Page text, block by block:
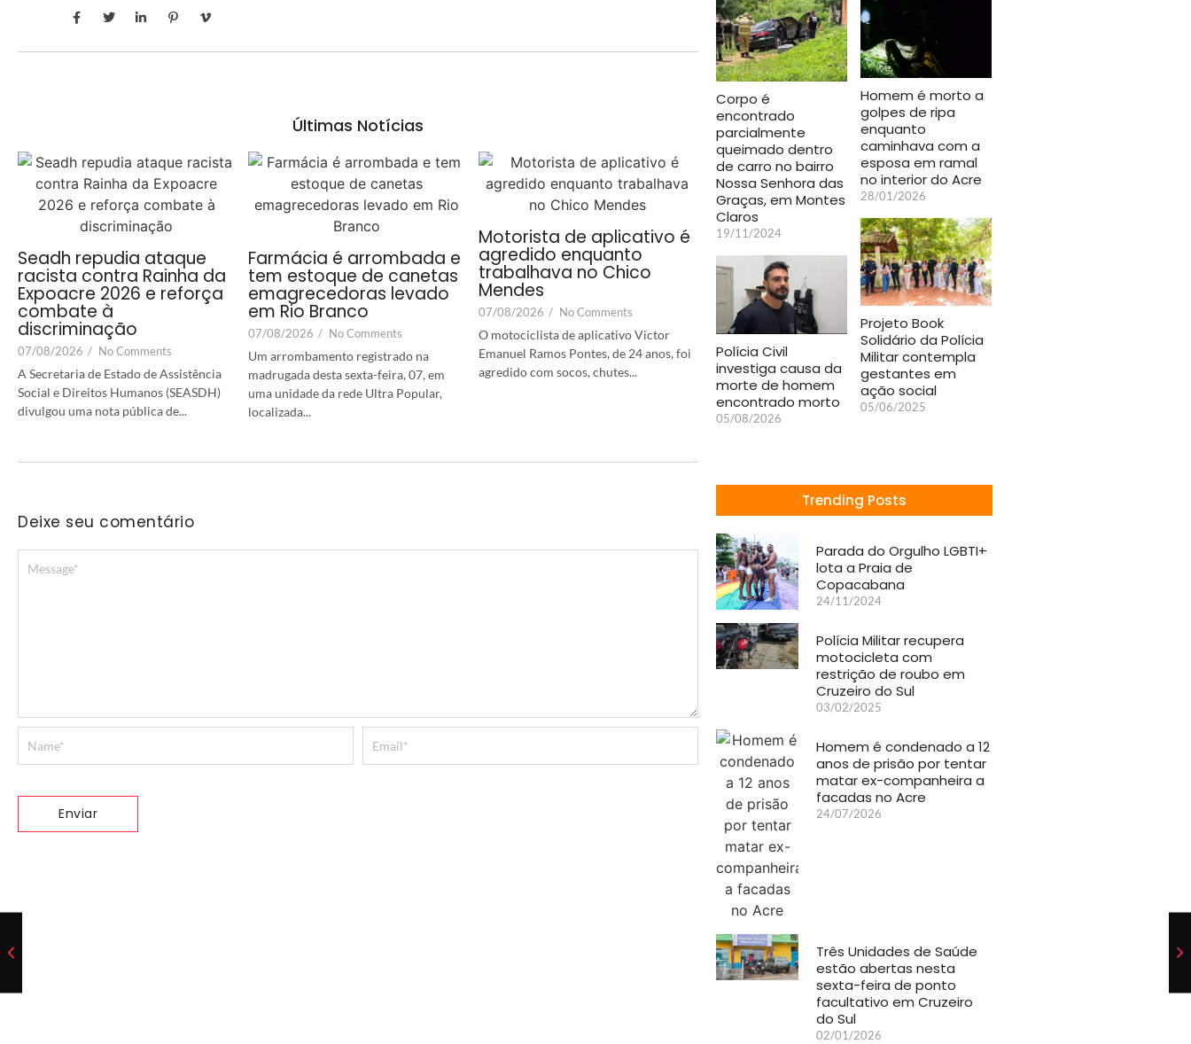
Últimas Notícias
Seadh repudia ataque
racista contra Rainha da
Expoacre 2026 e reforça
combate à
discriminação
07/08/2026 / No Comments
A Secretaria de Estado de Assistência
Social e Direitos Humanos (SEASDH)
divulgou uma nota pública de...
Farmácia é arrombada e
tem estoque de canetas
emagrecedoras levado
em Rio Branco
07/08/2026 / No Comments
Um arrombamento registrado na
madrugada desta sexta-feira, 07, em
uma unidade da rede Ultra Popular,
localizada...
Motorista de aplicativo é
agredido enquanto
trabalhava no Chico
Mendes
07/08/2026 / No Comments
O motociclista de aplicativo Victor
Emanuel Ramos Pontes, de 24 anos, foi
agredido com socos, chutes...
Deixe seu comentário
Corpo é
encontrado
parcialmente
queimado dentro
de carro no bairro
Nossa Senhora das
Graças, em Montes
Claros
19/11/2024
Homem é morto a
golpes de ripa
enquanto
caminhava com a
esposa em ramal
no interior do Acre
28/01/2026
Projeto Book
Solidário da Polícia
Militar contempla
gestantes em
ação social
05/06/2025
Polícia Civil
investiga causa da
morte de homem
encontrado morto
05/08/2026
Trending Posts
Parada do Orgulho LGBTI+
lota a Praia de
Copacabana
24/11/2024
Polícia Militar recupera
motocicleta com
restrição de roubo em
Cruzeiro do Sul
03/02/2025
Homem é condenado a 12
anos de prisão por tentar
matar ex-companheira a
facadas no Acre
24/07/2026
Três Unidades de Saúde
estão abertas nesta
sexta-feira de ponto
facultativo em Cruzeiro
do Sul
02/01/2026